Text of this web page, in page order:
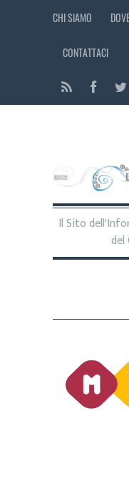
CHI SIAMO
CONTATTACI
Il Sito
del